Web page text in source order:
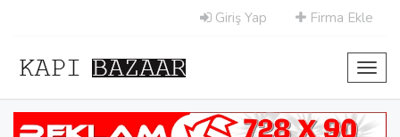
Giriş Yap Firma Ekle